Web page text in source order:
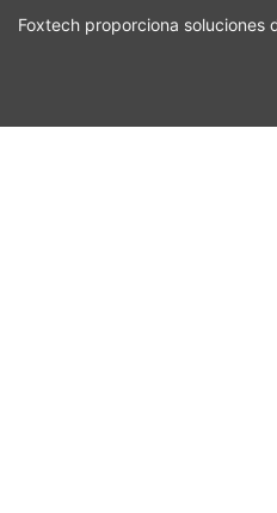
Foxtech proporciona soluciones